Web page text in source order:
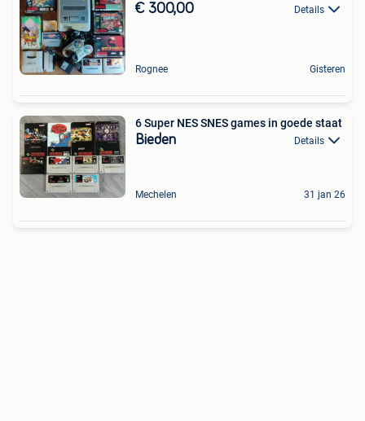
€ 300,00 Details
Rognee Gisteren
6 Super NES SNES games in goede staat
Bieden Details
Mechelen 31 jan 26